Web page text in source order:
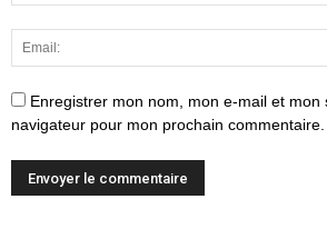
Enregistrer mon nom, mon e-mail et mon
navigateur pour mon prochain commentaire.